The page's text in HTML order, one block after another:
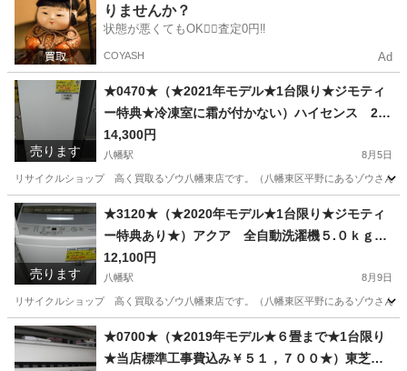
りませんか？
状態が悪くてもOK🙆‍♀️査定0円‼️
COYASH Ad
売ります
★0470★（★2021年モデル★1台限り★ジモティ
ー特典★冷凍室に霜が付かない）ハイセンス 2ド
ア冷蔵庫１６２L ２０２１年製 AT-RF160-WH
48.1cm幅 白 霜取り 高く買取るゾウ八幡
東店
14,300円
八幡駅 8月5日
リサイクルショップ 高く買取るゾウ八幡東店です。（八幡東区平野にあるゾウさ
福岡 北九州市 八幡駅 キッチン家電 ハイセンス
売ります
★3120★（★2020年モデル★1台限り★ジモティ
ー特典あり★）アクア 全自動洗濯機５.０ｋｇ
２０２０年製 AQW-S50HBK 52.5㎝幅 白 単
身向け 高く買取るゾウ八幡東店
12,100円
八幡駅 8月9日
リサイクルショップ 高く買取るゾウ八幡東店です。（八幡東区平野にあるゾウさ
福岡 北九州市 八幡駅 生活家電 AQW
★0700★（★2019年モデル★６畳まで★1台限り
★当店標準工事費込み￥５１，７００★）東芝